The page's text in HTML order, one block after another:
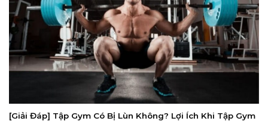
[Giải Đáp] Tập Gym Có Bị Lùn Không? Lợi Ích Khi Tập Gym